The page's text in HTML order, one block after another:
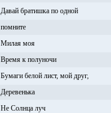
Давай братишка по одной
помните
Милая моя
Время к полуночи
Бумаги белой лист, мой друг,
Деревенька
Не Солнца луч